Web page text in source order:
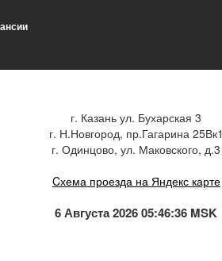
г. Казань ул. Бухарская 3
г. Н.Новгород, пр.Гагарина 25Вк1
г. Одинцово, ул. Маковского, д.3
Cхема проезда на Яндекс карте
6 Августа 2026 05:46:36 MSK